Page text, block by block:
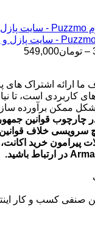
– تومان549,000
تا
تومان549,000
ارائه اشتراک های
کاربردی است، تا
شکل ممکن برآورده
چارچوب قوانین
خلاف قوانین
پیرامون خرید اکانت،
صنفی کسب و کار